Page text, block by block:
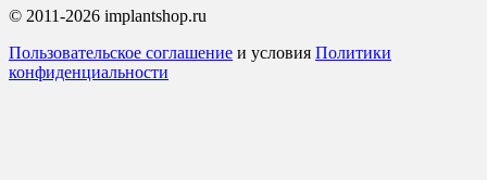
© 2011-2026 implantshop.ru
Пользовательское соглашение и условия Политики
конфиденциальности